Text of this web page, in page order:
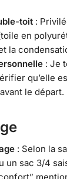
toit :
en
la
: Je
qu’elle
le départ.
: Selon la
un sac 3/4